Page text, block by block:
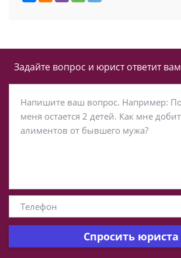
Задайте вопрос и юрист ответит
Спросить юриста